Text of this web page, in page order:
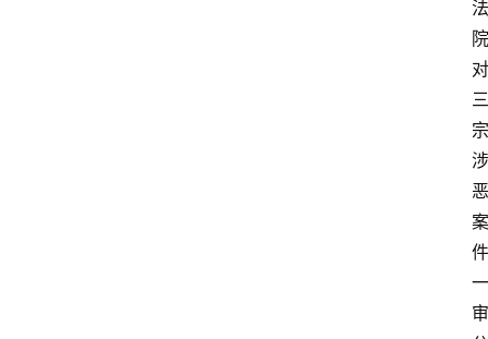
法
院
对
三
宗
涉
恶
案
件
一
审